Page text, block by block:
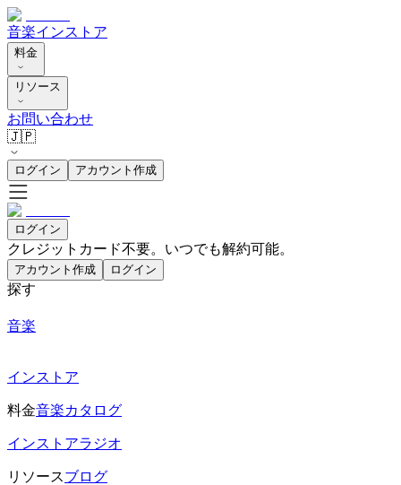
音楽インストア
料金
リソース
お問い合わせ
🇯🇵
ログイン アカウント作成
ログイン
クレジットカード不要。いつでも解約可能。
アカウント作成 ログイン
探す
音楽
インストア
料金音楽カタログ
インストアラジオ
リソースブログ